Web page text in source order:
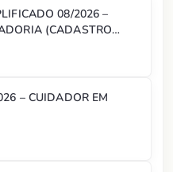
08/2026 –
(CADASTRO
– CUIDADOR EM